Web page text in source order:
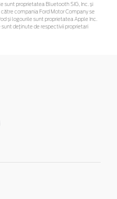
sunt proprietatea Bluetooth SIG, Inc. și
compania Ford Motor Company se
și logourile sunt proprietatea Apple Inc.
deținute de respectivii proprietari